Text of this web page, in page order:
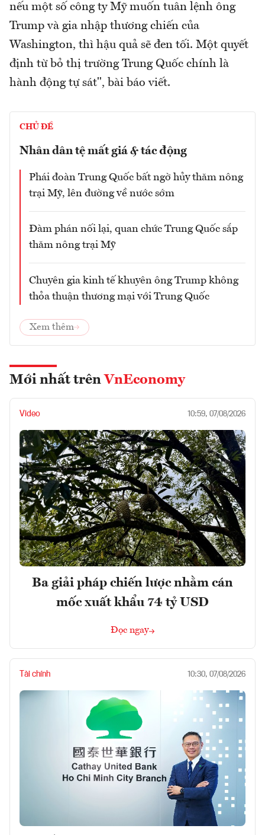
nếu một số công ty Mỹ muốn tuân lệnh ông
Trump và gia nhập thương chiến của
Washington, thì hậu quả sẽ đen tối. Một quyết
định từ bỏ thị trường Trung Quốc chính là
hành động tự sát", bài báo viết.
CHỦ ĐỀ
Nhân dân tệ mất giá & tác động
Phái đoàn Trung Quốc bất ngờ hủy thăm nông
trại Mỹ, lên đường về nước sớm
Đàm phán nối lại, quan chức Trung Quốc sắp
thăm nông trại Mỹ
Chuyên gia kinh tế khuyên ông Trump không
thỏa thuận thương mại với Trung Quốc
Xem thêm
Mới nhất trên VnEconomy
Video 10:59, 07/08/2026
Ba giải pháp chiến lược nhằm cán
mốc xuất khẩu 74 tỷ USD
Đọc ngay
Tài chính 10:30, 07/08/2026